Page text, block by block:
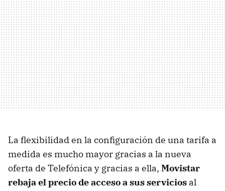
La flexibilidad en la configuración de una tarifa a
medida es mucho mayor gracias a la nueva
oferta de Telefónica y gracias a ella, Movistar
rebaja el precio de acceso a sus servicios al